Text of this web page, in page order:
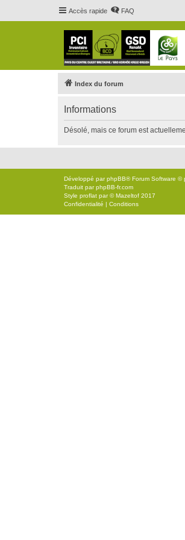
Accès rapide FAQ
Index du forum
Informations
Désolé, mais ce forum est
Développé parphpBB® Forum Software ©
Traduit parphpBB-fr.com
Style proflat par ©Mazeltof 2017
Confidentialité | Conditions